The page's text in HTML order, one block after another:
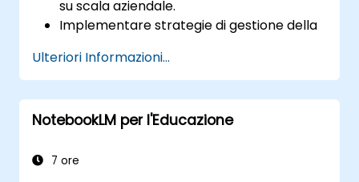
su scala aziendale.
Implementare strategie di gestione della
Artificiale all’interno dei team aziendali.
Migliorare la collaborazione grazie a
intuizioni fornite dall’AI e a riassunti
automatici.
delle normative in ambienti aziendali
Ulteriori Informazioni...
NotebookLM per l'Educazione
7 ore